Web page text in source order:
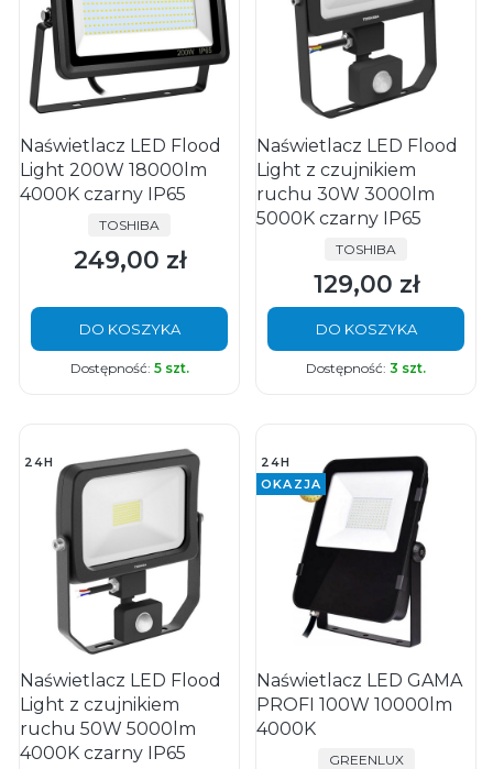
Naświetlacz LED Flood
Light 200W 18000lm
4000K czarny IP65
PRODUCENT
TOSHIBA
Cena
249,00 zł
DO KOSZYKA
Dostępność: 5 szt.
Naświetlacz LED Flood
Light z czujnikiem
ruchu 30W 3000lm
5000K czarny IP65
PRODUCENT
TOSHIBA
Cena
129,00 zł
DO KOSZYKA
Dostępność: 3 szt.
24H
Naświetlacz LED Flood
Light z czujnikiem
ruchu 50W 5000lm
4000K czarny IP65
24H
OKAZJA
Naświetlacz LED GAMA
PROFI 100W 10000lm
4000K
PRODUCENT
GREENLUX